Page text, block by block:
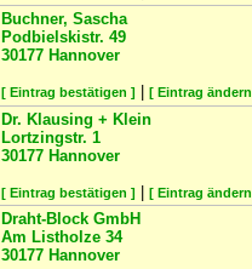
Buchner, Sascha
Podbielskistr. 49
30177 Hannover
[ Eintrag bestätigen ] [ Eintrag
Dr. Klausing + Klein
Lortzingstr. 1
30177 Hannover
[ Eintrag bestätigen ] [ Eintrag
Draht-Block GmbH
Am Listholze 34
30177 Hannover